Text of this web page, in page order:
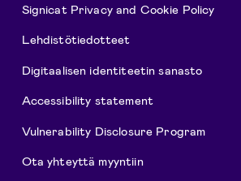
Signicat Privacy and Cookie Policy
Lehdistötiedotteet
Digitaalisen identiteetin sanasto
Accessibility statement
Vulnerability Disclosure Program
Ota yhteyttä myyntiin